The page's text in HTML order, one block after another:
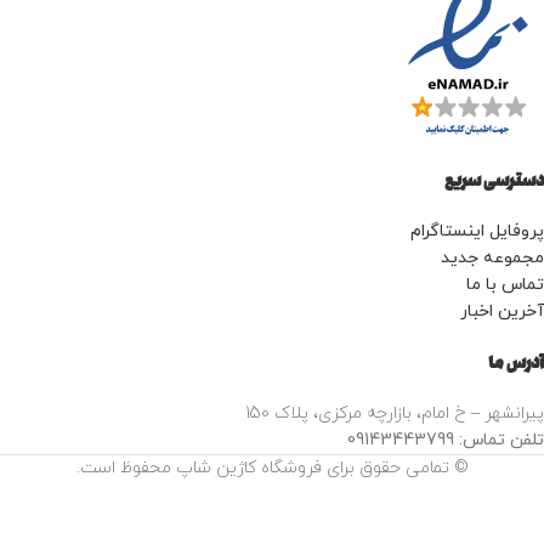
دسترسی سریع
پروفایل اینستاگرام
مجموعه جدید
تماس با ما
آخرین اخبار
آدرس ما
پیرانشهر – خ امام، بازارچه مرکزی، پلاک 150
تلفن تماس: 09143443799
© تمامی حقوق برای فروشگاه کاژین شاپ محفوظ است.